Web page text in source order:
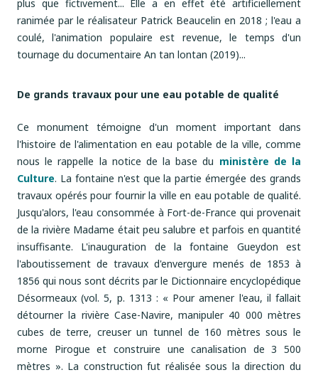
plus que fictivement... Elle a en effet été artificiellement
ranimée par le réalisateur Patrick Beaucelin en 2018 ; l'eau a
coulé, l'animation populaire est revenue, le temps d'un
tournage du documentaire An tan lontan (2019)...
De grands travaux pour une eau potable de qualité
Ce monument témoigne d'un moment important dans
l'histoire de l'alimentation en eau potable de la ville, comme
nous le rappelle la notice de la base du ministère de la
Culture. La fontaine n'est que la partie émergée des grands
travaux opérés pour fournir la ville en eau potable de qualité.
Jusqu'alors, l'eau consommée à Fort-de-France qui provenait
de la rivière Madame était peu salubre et parfois en quantité
insuffisante. L'inauguration de la fontaine Gueydon est
l'aboutissement de travaux d'envergure menés de 1853 à
1856 qui nous sont décrits par le Dictionnaire encyclopédique
Désormeaux (vol. 5, p. 1313 : « Pour amener l'eau, il fallait
détourner la rivière Case-Navire, manipuler 40 000 mètres
cubes de terre, creuser un tunnel de 160 mètres sous le
morne Pirogue et construire une canalisation de 3 500
mètres ». La construction fut réalisée sous la direction du